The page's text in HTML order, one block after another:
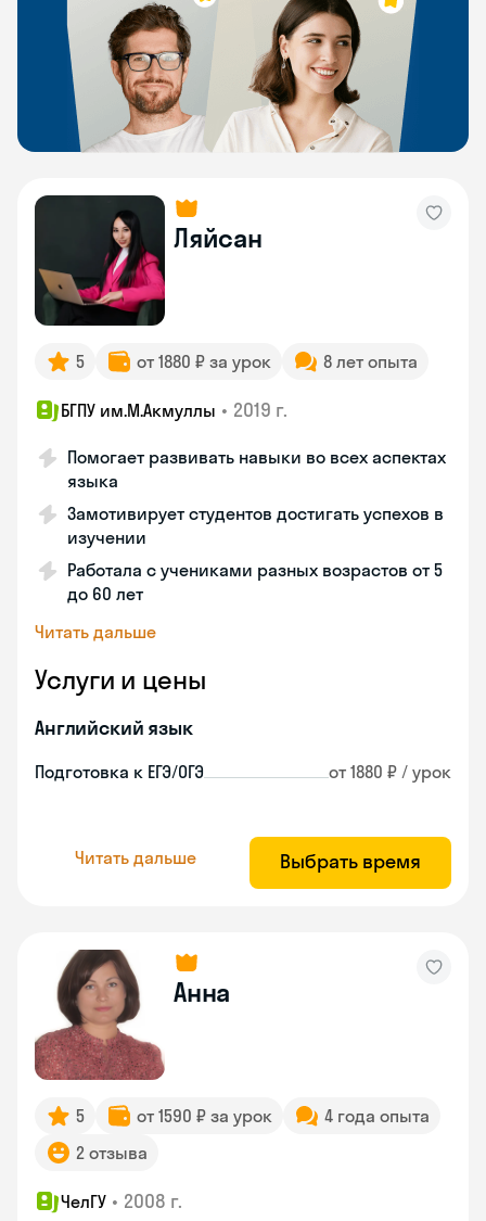
Ляйсан
5 от 1880 ₽ за урок 8 лет опыта
БГПУ им.М.Акмуллы • 2019 г.
Помогает развивать навыки во всех аспектах
языка
Замотивирует студентов достигать успехов в
изучении
Работала с учениками разных возрастов от 5
до 60 лет
Читать дальше
Услуги и цены
Английский язык
Подготовка к ЕГЭ/ОГЭ от 1880 ₽ / урок
Читать дальше Выбрать время
Анна
5 от 1590 ₽ за урок
4 года опыта
2 отзыва
ЧелГУ • 2008 г.